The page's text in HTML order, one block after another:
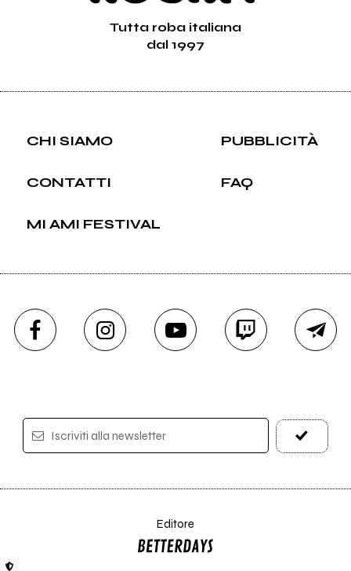
Tutta roba italiana
dal 1997
CHI SIAMO PUBBLICITÀ
CONTATTI FAQ
MI AMI FESTIVAL
Iscriviti alla newsletter
Editore